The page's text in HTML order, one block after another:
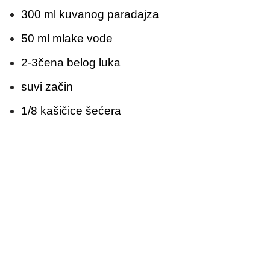
300 ml kuvanog paradajza
50 ml mlake vode
2-3čena belog luka
suvi začin
1/8 kašičice šećera